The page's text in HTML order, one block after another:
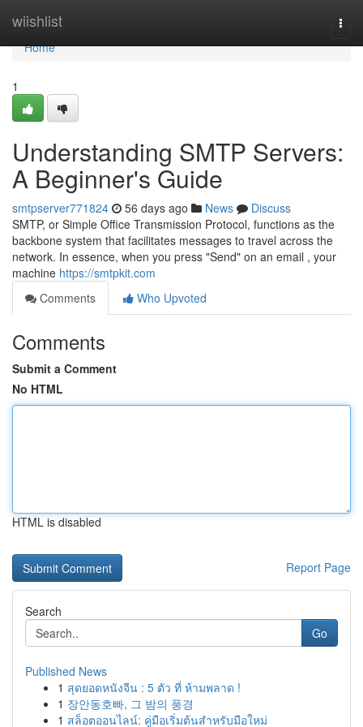
wiishlist
Home
Home
1
Understanding SMTP Servers:
A Beginner's Guide
smtpserver771824 56 days ago News
Discuss
SMTP, or Simple Office Transmission Protocol, functions as the
backbone system that facilitates messages to travel across the
network. In essence, when you press "Send" on an email , your
machine https://smtpkit.com
Comments
Who Upvoted
Comments
Submit a Comment
No HTML
HTML is disabled
Report Page
Search
Go
Published News
1 สุดยอดหนังจีน : 5 ตัว ที่ ห้ามพลาด !
1 장안동호빠, 그 밤의 풍경
1 สล็อตออนไลน์: คู่มือเริ่มต้นสำหรับมือใหม่